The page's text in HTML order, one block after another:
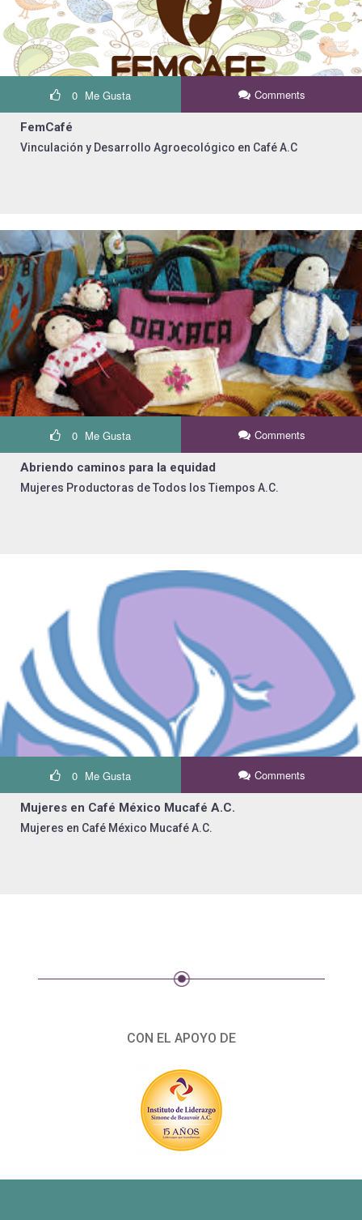
0 Me Gusta Comments
FemCafé
Vinculación y Desarrollo Agroecológico en Café A.C
0 Me Gusta Comments
Abriendo caminos para la equidad
Mujeres Productoras de Todos los Tiempos A.C.
0 Me Gusta Comments
Mujeres en Café México Mucafé A.C.
Mujeres en Café México Mucafé A.C.
CON EL APOYO DE